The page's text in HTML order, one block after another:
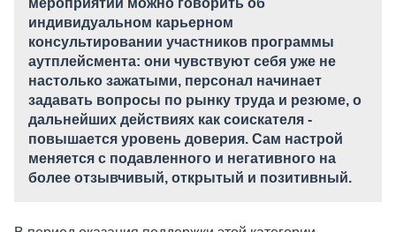
индивидуальном карьерном
консультировании участников программы
аутплейсмента: они чувствуют себя уже не
настолько зажатыми, персонал начинает
задавать вопросы по рынку труда и резюме, о
дальнейших действиях как соискателя -
повышается уровень доверия. Сам настрой
меняется с подавленного и негативного на
более отзывчивый, открытый и позитивный.